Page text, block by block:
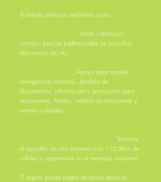
Te brinda servicios exclusivos como:
sobre coberturas,
tramites, precios preferenciales en consultas,
descuentos etc etc
, Apoyo para resolver
emergencias medicas, perdida de
documentos, información y reservación para
restaurantes, hoteles, medios de transportes y
eventos culturales.
Tenemos
el respaldo de una empresa con 112 años de
solidez y experiencia en el mercado nacional.
El seguro puede pagar de forma mensual,